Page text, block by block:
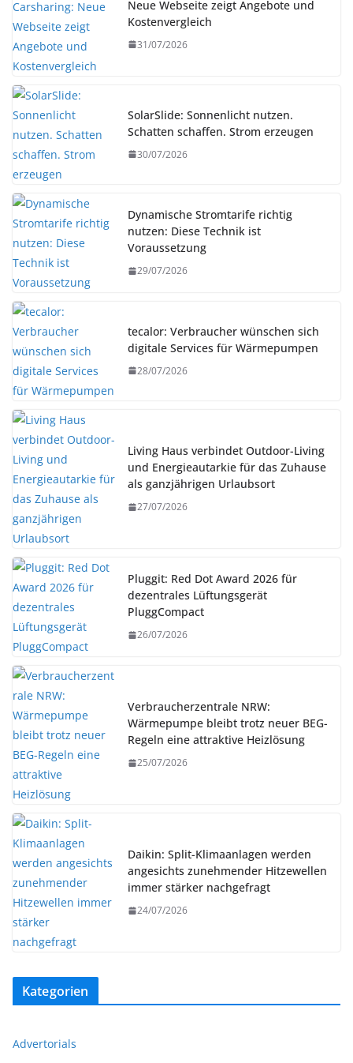
Neue Webseite zeigt Angebote und
Kostenvergleich
31/07/2026
SolarSlide: Sonnenlicht nutzen.
Schatten schaffen. Strom erzeugen
30/07/2026
Dynamische Stromtarife richtig
nutzen: Diese Technik ist
Voraussetzung
29/07/2026
tecalor: Verbraucher wünschen sich
digitale Services für Wärmepumpen
28/07/2026
Living Haus verbindet Outdoor-Living
und Energieautarkie für das Zuhause
als ganzjährigen Urlaubsort
27/07/2026
Pluggit: Red Dot Award 2026 für
dezentrales Lüftungsgerät
PluggCompact
26/07/2026
Verbraucherzentrale NRW:
Wärmepumpe bleibt trotz neuer BEG-
Regeln eine attraktive Heizlösung
25/07/2026
Daikin: Split-Klimaanlagen werden
angesichts zunehmender Hitzewellen
immer stärker nachgefragt
24/07/2026
Kategorien
Advertorials